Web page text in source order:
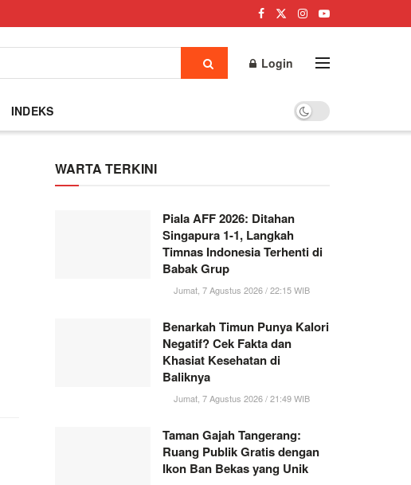
Login
INDEKS
WARTA TERKINI
Piala AFF 2026: Ditahan
Singapura 1-1, Langkah
Timnas Indonesia Terhenti di
Babak Grup
Jumat, 7 Agustus 2026 / 22:15 WIB
Benarkah Timun Punya Kalori
Negatif? Cek Fakta dan
Khasiat Kesehatan di
Baliknya
Jumat, 7 Agustus 2026 / 21:49 WIB
Taman Gajah Tangerang:
Ruang Publik Gratis dengan
Ikon Ban Bekas yang Unik